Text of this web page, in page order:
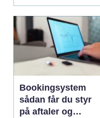
Bookingsystem
sådan får du styr
på aftaler og